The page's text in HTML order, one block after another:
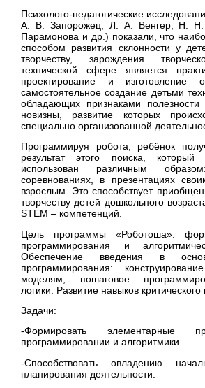
Психолого-педагогические
А. В. Запорожец, Л. А. Венгер, Н. Н.
Парамонова и др.) показали, что
способом развития склонности у
творчеству, зарождения
технической сфере является
проектирование и изготовление
самостоятельное создание детьми
обладающих признаками полезности
новизны, развитие которых
специально организованной
Программируя робота, ребёнок
результат этого поиска,
использован различным
соревнованиях, в презентациях
взрослым. Это способствует
творчеству детей дошкольного
STEM – компетенций.
Цель программы «Роботоша»:
программирования и
Обеспечение введения в
программирования:
моделям, пошаговое
логики. Развитие навыков
Задачи:
-Формировать элементарные
программировании и алгоритмики.
-Способствовать овладению
планирования деятельности.